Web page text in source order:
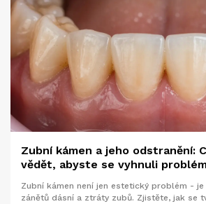
Zubní kámen a jeho odstranění:
vědět, abyste se vyhnuli
Zubní kámen není jen estetický problém -
zánětů dásní a ztráty zubů. Zjistěte, jak se